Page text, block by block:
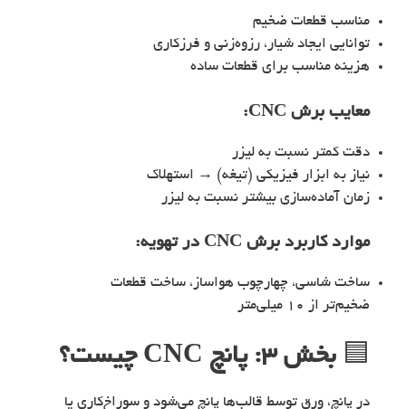
مناسب قطعات ضخیم
توانایی ایجاد شیار، رزوه‌زنی و فرزکاری
هزینه مناسب برای قطعات ساده
معایب برش CNC:
دقت کمتر نسبت به لیزر
نیاز به ابزار فیزیکی (تیغه) → استهلاک
زمان آماده‌سازی بیشتر نسبت به لیزر
موارد کاربرد برش CNC در تهویه:
ساخت شاسی، چهارچوب هواساز، ساخت قطعات
ضخیم‌تر از ۱۰ میلی‌متر
🟦 بخش ۳: پانچ CNC چیست؟
در پانچ، ورق توسط قالب‌ها پانچ می‌شود و سوراخ‌کاری یا